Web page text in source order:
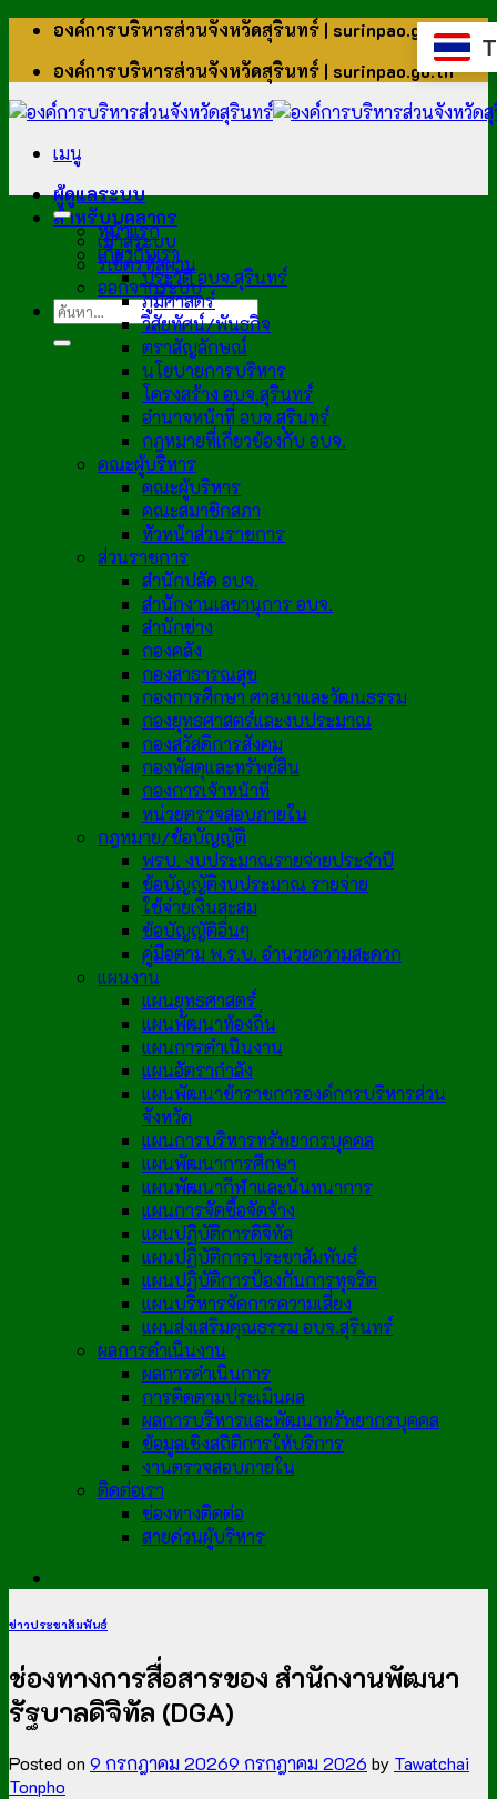
ข้าม
เนื้อหา
องค์การบริหารส่วนจังหวัดสุรินทร์ | surinpao.go.th
องค์การบริหารส่วนจังหวัดสุรินทร์ | surinpao.go.th
เมนู
ผู้ดูแลระบบ
สำหรับบุคลากร
เข้าสู่ระบบ
รีเซ็ตรหัสผ่าน
ออกจากระบบ
หน้าแรก
เกี่ยวกับเรา
ประวัติ อบจ.สุรินทร์
ภูมิศาสตร์
วิสัยทัศน์/พันธกิจ
ตราสัญลักษณ์
นโยบายการบริหาร
โครงสร้าง อบจ.สุรินทร์
อำนาจหน้าที่ อบจ.สุรินทร์
กฎหมายที่เกี่ยวข้องกับ อบจ.
คณะผู้บริหาร
คณะผู้บริหาร
คณะสมาชิกสภา
หัวหน้าส่วนราชการ
ส่วนราชการ
สำนักปลัด อบจ.
สำนักงานเลขานุการ อบจ.
สำนักช่าง
กองคลัง
กองสาธารณสุข
กองการศึกษา ศาสนาและวัฒนธรรม
กองยุทธศาสตร์และงบประมาณ
กองสวัสดิการสังคม
กองพัสดุและทรัพย์สิน
กองการเจ้าหน้าที่
หน่วยตรวจสอบภายใน
กฎหมาย/ข้อบัญญัติ
พรบ. งบประมาณรายจ่ายประจำปี
ข้อบัญญัติงบประมาณ รายจ่าย
ใช้จ่ายเงินสะสม
ข้อบัญญัติอื่นๆ
คู่มือตาม พ.ร.บ. อำนวยความสะดวก
แผนงาน
แผนยุทธศาสตร์
แผนพัฒนาท้องถิ่น
แผนการดำเนินงาน
แผนอัตรากำลัง
แผนพัฒนาข้าราชการองค์การบริหารส่วน
จังหวัด
แผนการบริหารทรัพยากรบุคคล
แผนพัฒนาการศึกษา
แผนพัฒนากีฬาและนันทนาการ
แผนการจัดซื้อจัดจ้าง
แผนปฏิบัติการดิจิทัล
แผนปฏิบัติการประชาสัมพันธ์
แผนปฏิบัติการป้องกันการทุจริต
แผนบริหารจัดการความเสี่ยง
แผนส่งเสริมคุณธรรม อบจ.สุรินทร์
ผลการดำเนินงาน
ผลการดำเนินการ
การติดตามประเมินผล
ผลการบริหารและพัฒนาทรัพยากรบุคคล
ข้อมูลเชิงสถิติการให้บริการ
งานตรวจสอบภายใน
ติดต่อเรา
ช่องทางติดต่อ
สายด่วนผู้บริหาร
ข่าวประชาสัมพันธ์
ช่องทางการสื่อสารของ สำนักงานพัฒนา
รัฐบาลดิจิทัล (DGA)
Posted on 9 กรกฎาคม 20269 กรกฎาคม 2026 by Tawatchai
Tonpho